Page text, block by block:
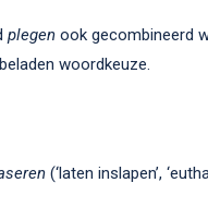
plegen ook gecombineerd
woordkeuze.
(‘laten inslapen’,